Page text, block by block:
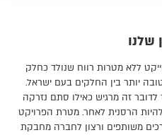
שלנו
ללא מטרות רווח שנולד כחלק
יותר בין החלקים בעם ישראל.
לדובר זה מרגיש כאילו סתם נזרקה
הרסנית לאחר. מטרת הפרויקט
משותפים ורצון לחברה מחבקת